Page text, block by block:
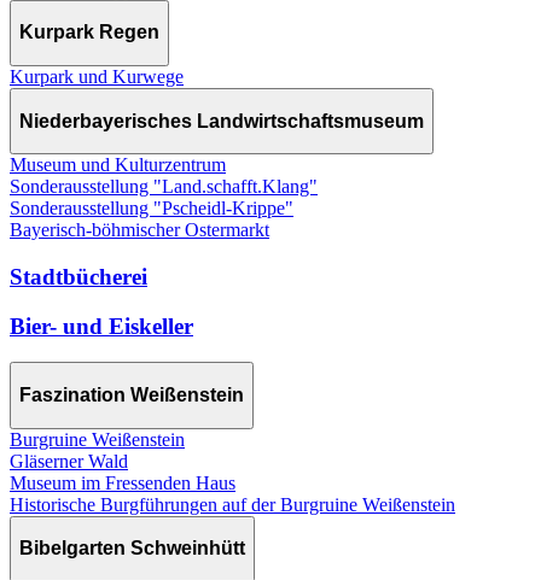
Kurpark Regen
Kurpark und Kurwege
Niederbayerisches Landwirtschaftsmuseum
Museum und Kulturzentrum
Sonderausstellung "Land.schafft.Klang"
Sonderausstellung "Pscheidl-Krippe"
Bayerisch-böhmischer Ostermarkt
Stadtbücherei
Bier- und Eiskeller
Faszination Weißenstein
Burgruine Weißenstein
Gläserner Wald
Museum im Fressenden Haus
Historische Burgführungen auf der Burgruine Weißenstein
Bibelgarten Schweinhütt